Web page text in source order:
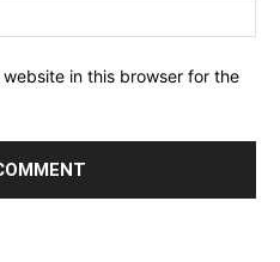
in this browser for the